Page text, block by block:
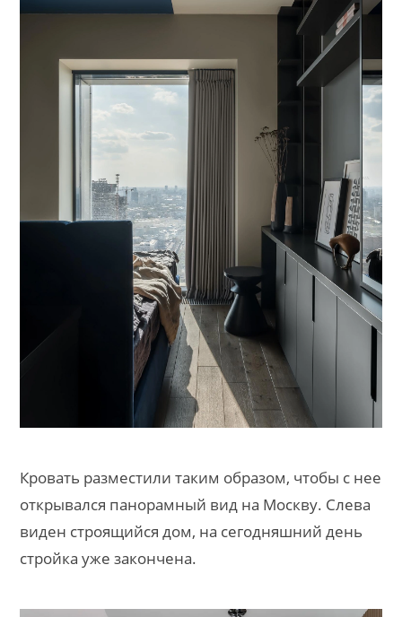
Кровать разместили таким образом, чтобы с нее
открывался панорамный вид на Москву. Слева
виден строящийся дом, на сегодняшний день
стройка уже закончена.